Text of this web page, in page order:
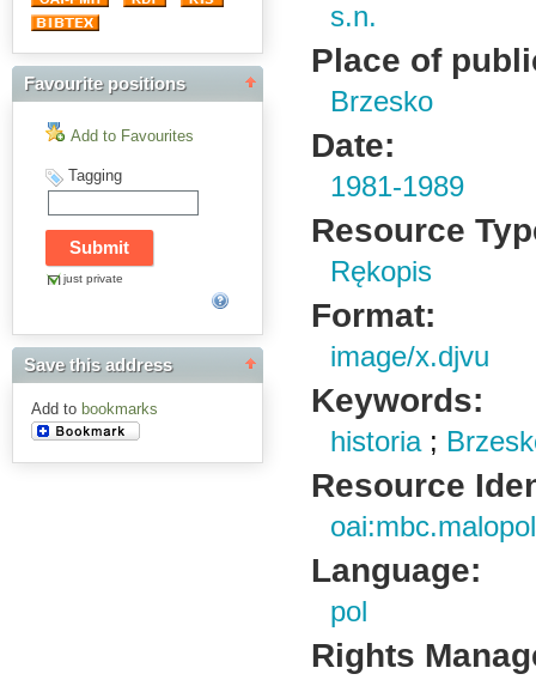
Favourite positions
Add to Favourites
Tagging
just private
Save this address
Add to bookmarks
s.n.
Place of
Brzesko
Date:
1981-1989
Resource
Rękopis
Format:
image/x.djvu
Keywords:
historia;
Resource
Language:
pol
Rights